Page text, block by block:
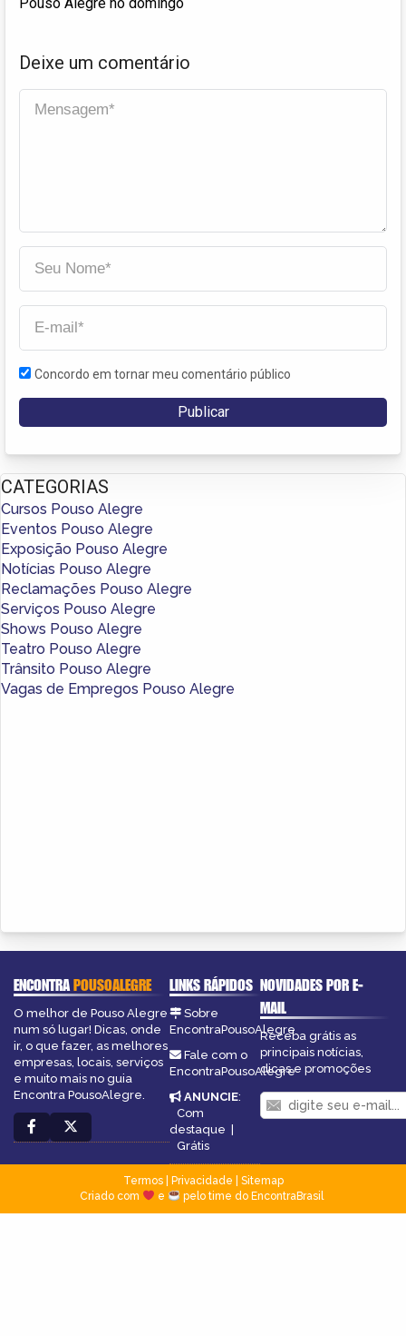
Deixe um comentário
Concordo em tornar meu comentário público
CATEGORIAS
Cursos Pouso Alegre
Eventos Pouso Alegre
Exposição Pouso Alegre
Notícias Pouso Alegre
Reclamações Pouso Alegre
Serviços Pouso Alegre
Shows Pouso Alegre
Teatro Pouso Alegre
Trânsito Pouso Alegre
Vagas de Empregos Pouso Alegre
ENCONTRAPOUSOALEGRE
O melhor de Pouso Alegre
num só lugar! Dicas, onde
ir, o que fazer, as melhores
empresas, locais, serviços
e muito mais no guia
Encontra PousoAlegre.
LINKS RÁPIDOS
Sobre
EncontraPousoAlegre
Fale com o
EncontraPousoAlegre
ANUNCIE:
Com
destaque
Grátis
NOVIDADES POR E-
MAIL
Receba grátis as
principais notícias,
dicas e promoções
Termos| Privacidade
Sitemap
Criado com
e pelo time do EncontraBrasil